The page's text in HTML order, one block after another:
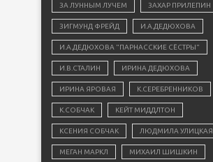
ЗА ЛУННЫМ ЛУЧЕМ ЗАХАР ПРИЛЕПИН
ЗИГМУНД ФРЕЙД И.А.ДЕДЮХОВА
И.А.ДЕДЮХОВА "ПАРНАССКИЕ СЁСТРЫ"
И.В.СТАЛИН ИРИНА ДЕДЮХОВА
ИРИНА ЯРОВАЯ К.СЕРЕБРЕННИКОВ
К.СОБЧАК КЕЙТ МИДДЛТОН
КСЕНИЯ СОБЧАК ЛЮДМИЛА УЛИЦКАЯ
МЕГАН МАРКЛ МИХАИЛ ШИШКИН